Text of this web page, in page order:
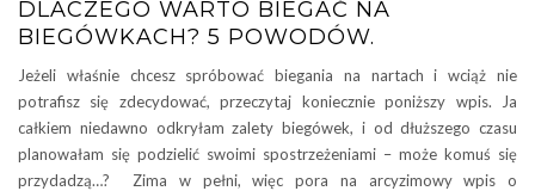
DLACZEGO WARTO BIEGAĆ NA
BIEGÓWKACH? 5 POWODÓW.
Jeżeli właśnie chcesz spróbować biegania na nartach i wciąż nie
potrafisz się zdecydować, przeczytaj koniecznie poniższy wpis. Ja
całkiem niedawno odkryłam zalety biegówek, i od dłuższego czasu
planowałam się podzielić swoimi spostrzeżeniami – może komuś się
przydadzą…? Zima w pełni, więc pora na arcyzimowy wpis o